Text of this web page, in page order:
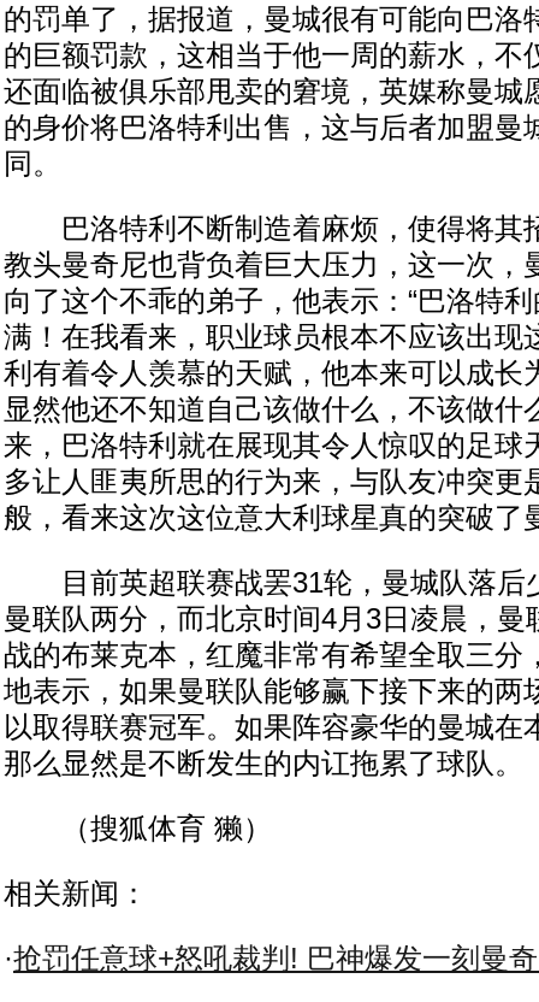
的罚单了，据报道，曼城很有可能向巴洛
的巨额罚款，这相当于他一周的薪水，不
还面临被俱乐部甩卖的窘境，英媒称曼城
的身价将巴洛特利出售，这与后者加盟曼
同。
巴洛特利不断制造着麻烦，使得将其
教头曼奇尼也背负着巨大压力，这一次，
向了这个不乖的弟子，他表示：“巴洛特
满！在我看来，职业球员根本不应该出现
利有着令人羡慕的天赋，他本来可以成长
显然他还不知道自己该做什么，不该做什
来，巴洛特利就在展现其令人惊叹的足球
多让人匪夷所思的行为来，与队友冲突更
般，看来这次这位意大利球星真的突破了
目前英超联赛战罢31轮，曼城队落后
曼联队两分，而北京时间4月3日凌晨，曼
战的布莱克本，红魔非常有希望全取三分
地表示，如果曼联队能够赢下接下来的两
以取得联赛冠军。如果阵容豪华的曼城在
那么显然是不断发生的内讧拖累了球队。
（搜狐体育 獭）
相关新闻：
·抢罚任意球+怒吼裁判! 巴神爆发一刻曼